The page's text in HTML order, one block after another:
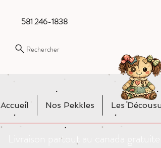
581 246-1838
Rechercher
Accueil Nos Pekkles Les
Livraison partout au canada